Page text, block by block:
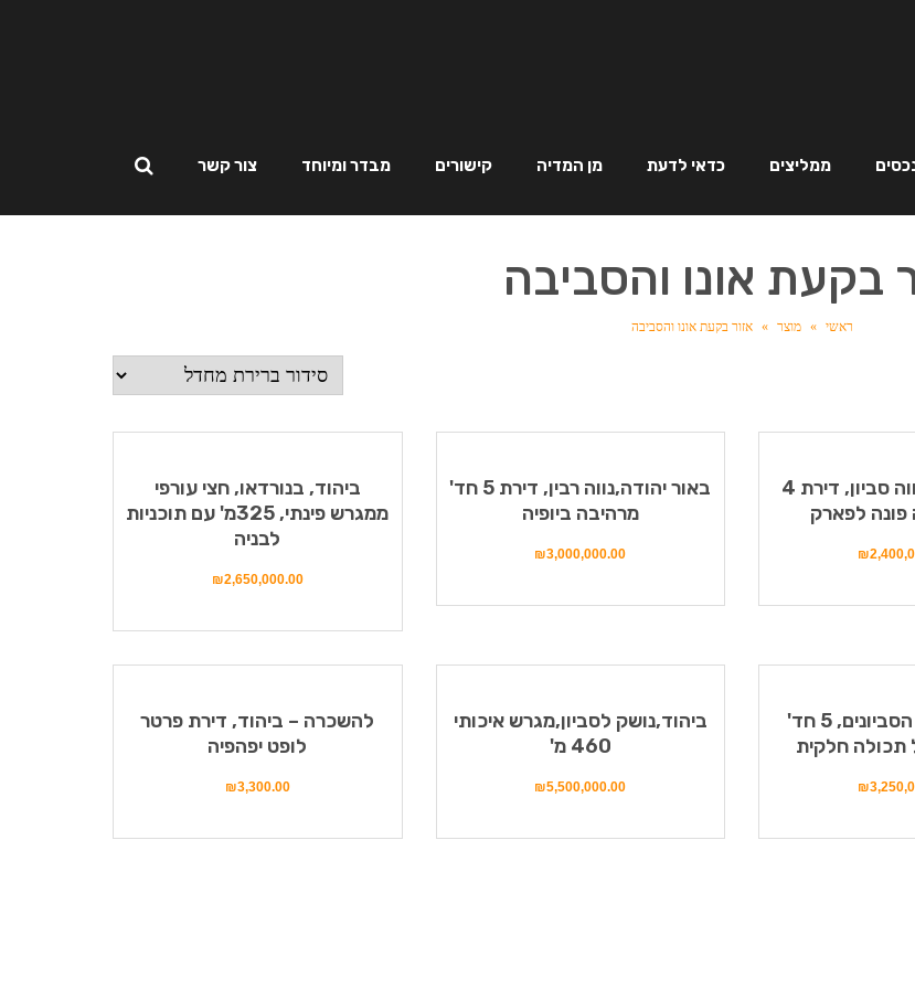
ממליצים כדאי לדעת מן המדיה קישורים מבדר ומיוחד צור קשר
בקעת אונו והסביבה
ראשי » מוצר » אזור בקעת אונו והסביבה
באור יהודה, נווה סביון, דירת 4
לפארק
₪
באור יהודה,נווה רבין, דירת 5 חד'
מרהיבה ביופיה
₪3,000,000.00
ביהוד, בנורדאו, חצי עורפי
ממגרש פינתי, 325מ' עם תוכניות
לבניה
₪2,650,000.00
ביהוד,מגדלי הסביונים, 5 חד'
תכולה חלקית
₪
ביהוד,נושק לסביון,מגרש איכותי
460 מ'
₪5,500,000.00
להשכרה – ביהוד, דירת פרטר
לופט יפהפיה
₪3,300.00